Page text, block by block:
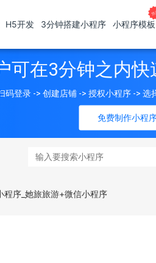
H5开发 3分钟搭建小程序 小程序模板
可在3分钟之内
免费制作小程
码登录 -> 创建店铺 -> 授权小程序 ->
程序_她旅旅游+微信小程序